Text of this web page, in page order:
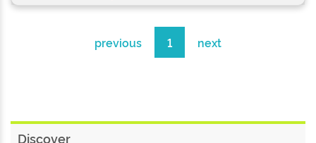
previous 1 next
Discover